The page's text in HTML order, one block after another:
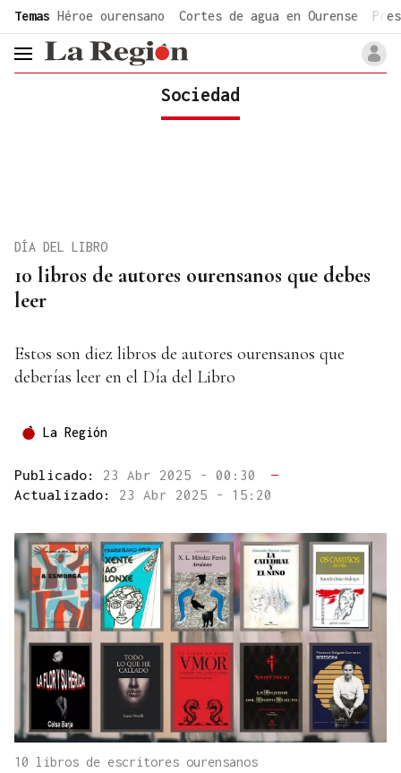
common.go-to-content
Temas Héroe ourensano Cortes de agua en Ourense
header.menu.open
Sociedad
10 libros de autores ourensanos que debes
leer
DÍA DEL LIBRO
Estos son diez libros de autores ourensanos que
deberías leer en el Día del Libro
La Región
Publicado: 23 Abr 2025 - 00:30
—
Actualizado: 23 Abr 2025 - 15:20
10 libros de escritores ourensanos